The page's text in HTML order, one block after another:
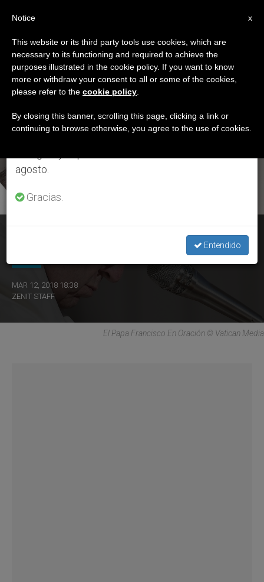
ETIQUETA
Posts Tagged ‘Karl
Lehmann’
ÚLTIMAS NOTICIAS
MAR 12, 2018 18:38
ZENIT STAFF
El Papa Francisco En Oración © Vatican Media
×
Aviso importante
Del 27 de julio al 7 de agosto haremos la pausa
anual, aprovechando que en el periodo de verano
se generan menos informaciones y también el
agosto.
Gracias.
Entendido
x
Notice
This website or its third party tools use cookies, which are
necessary to its functioning and required to achieve the
purposes illustrated in the cookie policy. If you want to know
more or withdraw your consent to all or some of the cookies,
please refer to the cookie policy
By closing this banner, scrolling this page, clicking a link or
continuing to browse otherwise, you agree to the use of cookies.